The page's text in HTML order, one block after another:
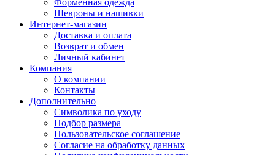
Форменная одежда
Шевроны и нашивки
Интернет-магазин
Доставка и оплата
Возврат и обмен
Личный кабинет
Компания
О компании
Контакты
Дополнительно
Символика по уходу
Подбор размера
Пользовательское соглашение
Согласие на обработку данных